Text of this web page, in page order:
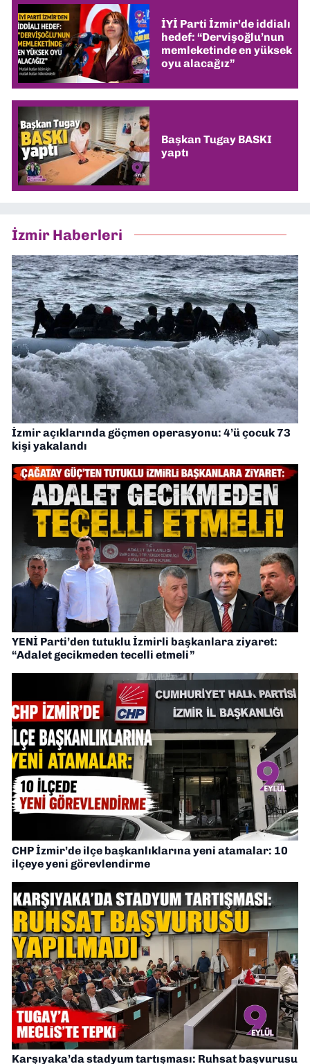
İYİ Parti İzmir’de iddialı
hedef: “Dervişoğlu’nun
memleketinde en yüksek
oyu alacağız”
Başkan Tugay BASKI
yaptı
İzmir Haberleri
İzmir açıklarında göçmen operasyonu: 4’ü çocuk 73
kişi yakalandı
YENİ Parti’den tutuklu İzmirli başkanlara ziyaret:
“Adalet gecikmeden tecelli etmeli”
CHP İzmir’de ilçe başkanlıklarına yeni atamalar: 10
ilçeye yeni görevlendirme
Karşıyaka’da stadyum tartışması: Ruhsat başvurusu